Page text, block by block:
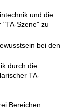
und die
"TA-Szene" zu
bei den
durch die
TA-
Bereichen